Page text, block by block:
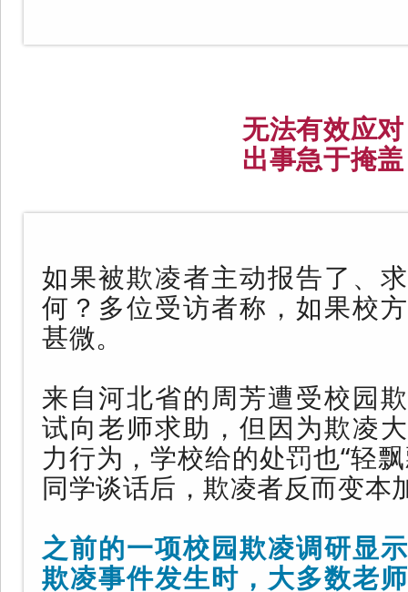
无法有效应对
出事急于掩盖
如果被欺凌者主动报告了、
何？多位受访者称，如果校
甚微。
来自河北省的周芳遭受校园
试向老师求助，但因为欺凌
力行为，学校给的处罚也“轻
同学谈话后，欺凌者反而变本
之前的一项校园欺凌调研显
欺凌事件发生时，大多数老